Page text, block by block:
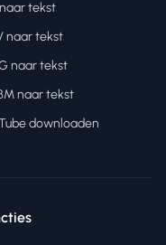
tekst
naar tekst
naar tekst
naar tekst
downloaden